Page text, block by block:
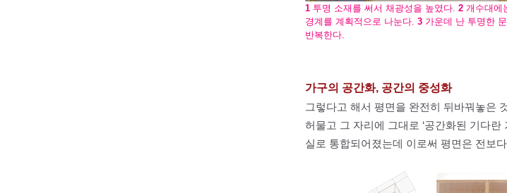
1 투명 소재를 써서 채광성을 높였다. 2 개수대에
경계를 계획적으로 나눈다. 3 가운데 난 투명한
반복한다.
가구의 공간화, 공간의 중성화
그렇다고 해서 평면을 완전히 뒤바꿔놓은
허물고 그 자리에 그대로 ‘공간화된 기다
실로 통합되어졌는데 이로써 평면은 전보